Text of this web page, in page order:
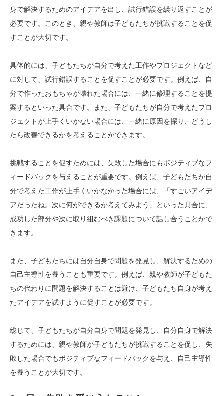
身で解決するためのアイデアを出し、試行錯誤を繰り返すことが
必要です。このとき、親や教師は子どもたちが挑戦することを促
すことが大切です。
具体的には、子どもたちが自分で考えた工作やプロジェクトなど
に対して、試行錯誤することを促すことが必要です。例えば、自
分で作ったおもちゃが壊れた場合には、一緒に修理することを提
案するといった具合です。また、子どもたちが自分で考えたプロ
ジェクトが上手くいかない場合には、一緒に原因を探り、どうし
たら改善できるかを考えることができます。
挑戦することを促すためには、失敗した場合にもポジティブなフ
ィードバックを与えることが重要です。例えば、子どもたちが自
分で考えた工作が上手くいかなかった場合には、「すごいアイデ
アだったね。次に何ができるか考えてみよう」といった具合に、
成功した部分や次に取り組むべき課題について話し合うことがで
きます。
また、子どもたちには自分自身で問題を発見し、解決するための
自己主導性を養うことも重要です。例えば、親や教師が子どもた
ちの代わりに問題を解決することは避け、子どもたち自身が考え
たアイデアを試すように促すことが必要です。
総じて、子どもたちが自分自身で問題を発見し、自分自身で解決
するためには、親や教師が子どもたちが挑戦することを促し、失
敗した場合でもポジティブなフィードバックを与え、自己主導性
を養うことが大切です。